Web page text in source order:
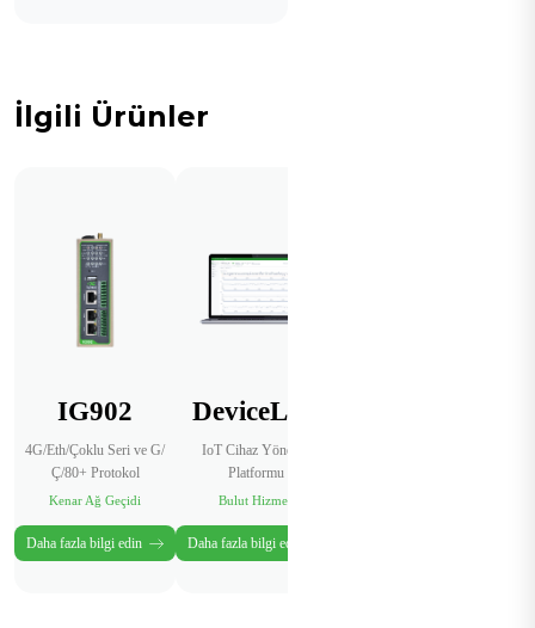
İlgili Ürünler
IG902
4G/Eth/Çoklu Seri ve G/
Ç/80+ Protokol
Kenar Ağ Geçidi
Daha fazla bilgi edin
DeviceLive
IoT Cihaz Yönetim
Platformu
Bulut Hizmeti
Daha fazla bilgi edin